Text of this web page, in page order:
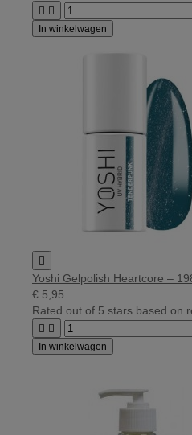
 
In winkelwagen

Yoshi Gelpolish Heartcore –
€ 5,95
Rated out of 5 stars based on
 
In winkelwagen